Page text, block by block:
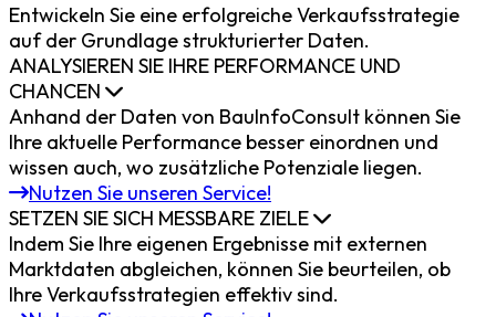
Entwickeln Sie eine erfolgreiche Verkaufsstrategie
auf der Grundlagestrukturierter Daten.
ANALYSIEREN SIE IHRE PERFORMANCE UND
CHANCEN
Anhand der Daten von BauInfoConsult können Sie
Ihre aktuelle Performance besser einordnen und
wissen auch, wo zusätzliche Potenziale liegen.
Nutzen Sie unseren Service!
SETZEN SIE SICH MESSBARE ZIELE
Indem Sie Ihre eigenen Ergebnisse mit externen
Marktdaten abgleichen, können Sie beurteilen, ob
Ihre Verkaufsstrategien effektiv sind.